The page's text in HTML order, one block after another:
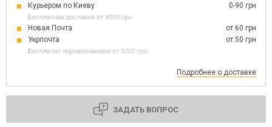
Курьером по Киеву
0-90 грн
Бесплатная доставка от 3000 грн
Новая Почта
от 60 грн
Укрпочта
от 50 грн
Бесплатно перевозчиками от 5000 грн
Подробнее о доставке
ЗАДАТЬ ВОПРОС